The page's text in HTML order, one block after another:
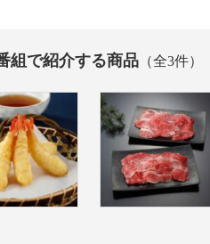
組で紹介する商品 （全3件）